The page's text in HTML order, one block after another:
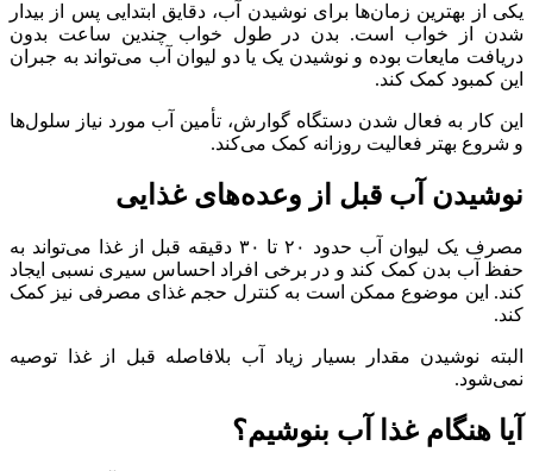
یکی از بهترین زمان‌ها برای نوشیدن آب، دقایق ابتدایی پس از بیدار
شدن از خواب است. بدن در طول خواب چندین ساعت بدون
دریافت مایعات بوده و نوشیدن یک یا دو لیوان آب می‌تواند به جبران
این کمبود کمک کند.
این کار به فعال شدن دستگاه گوارش، تأمین آب مورد نیاز سلول‌ها
و شروع بهتر فعالیت روزانه کمک می‌کند.
نوشیدن آب قبل از وعده‌های غذایی
مصرف یک لیوان آب حدود ۲۰ تا ۳۰ دقیقه قبل از غذا می‌تواند به
حفظ آب بدن کمک کند و در برخی افراد احساس سیری نسبی ایجاد
کند. این موضوع ممکن است به کنترل حجم غذای مصرفی نیز کمک
کند.
البته نوشیدن مقدار بسیار زیاد آب بلافاصله قبل از غذا توصیه
نمی‌شود.
آیا هنگام غذا آب بنوشیم؟